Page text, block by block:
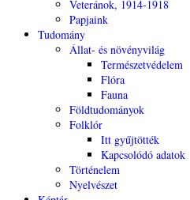
Veteránok, 1914-1918
Papjaink
Tudomány
Állat- és növényvilág
Természetvédelem
Flóra
Fauna
Földtudományok
Folklór
Itt gyűjtötték
Kapcsolódó adatok
Történelem
Nyelvészet